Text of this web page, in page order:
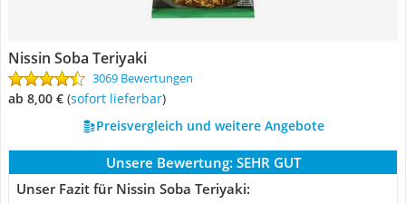
Nissin Soba Teriyaki
3069 Bewertungen
ab 8,00 € ( Sofort lieferbar)
Preisvergleich und weitere Angebote
Unsere Bewertung: SEHR GUT
Unser Fazit für Nissin Soba Teriyaki: